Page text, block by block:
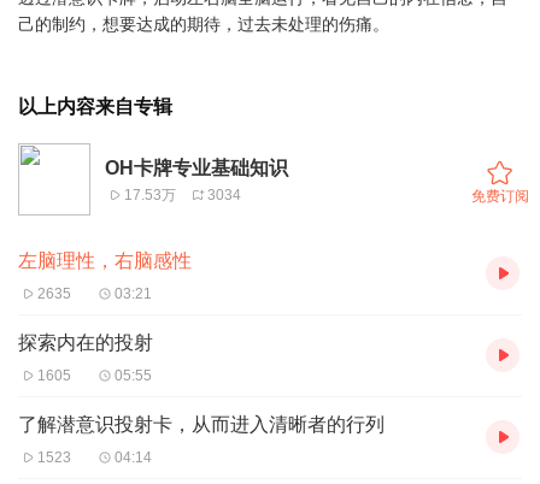
己的制约，想要达成的期待，过去未处理的伤痛。
以上内容来自专辑
OH卡牌专业基础知识
17.53万 3034 免费订阅
左脑理性，右脑感性
2635 03:21
探索内在的投射
1605 05:55
了解潜意识投射卡，从而进入清晰者的行列
1523 04:14